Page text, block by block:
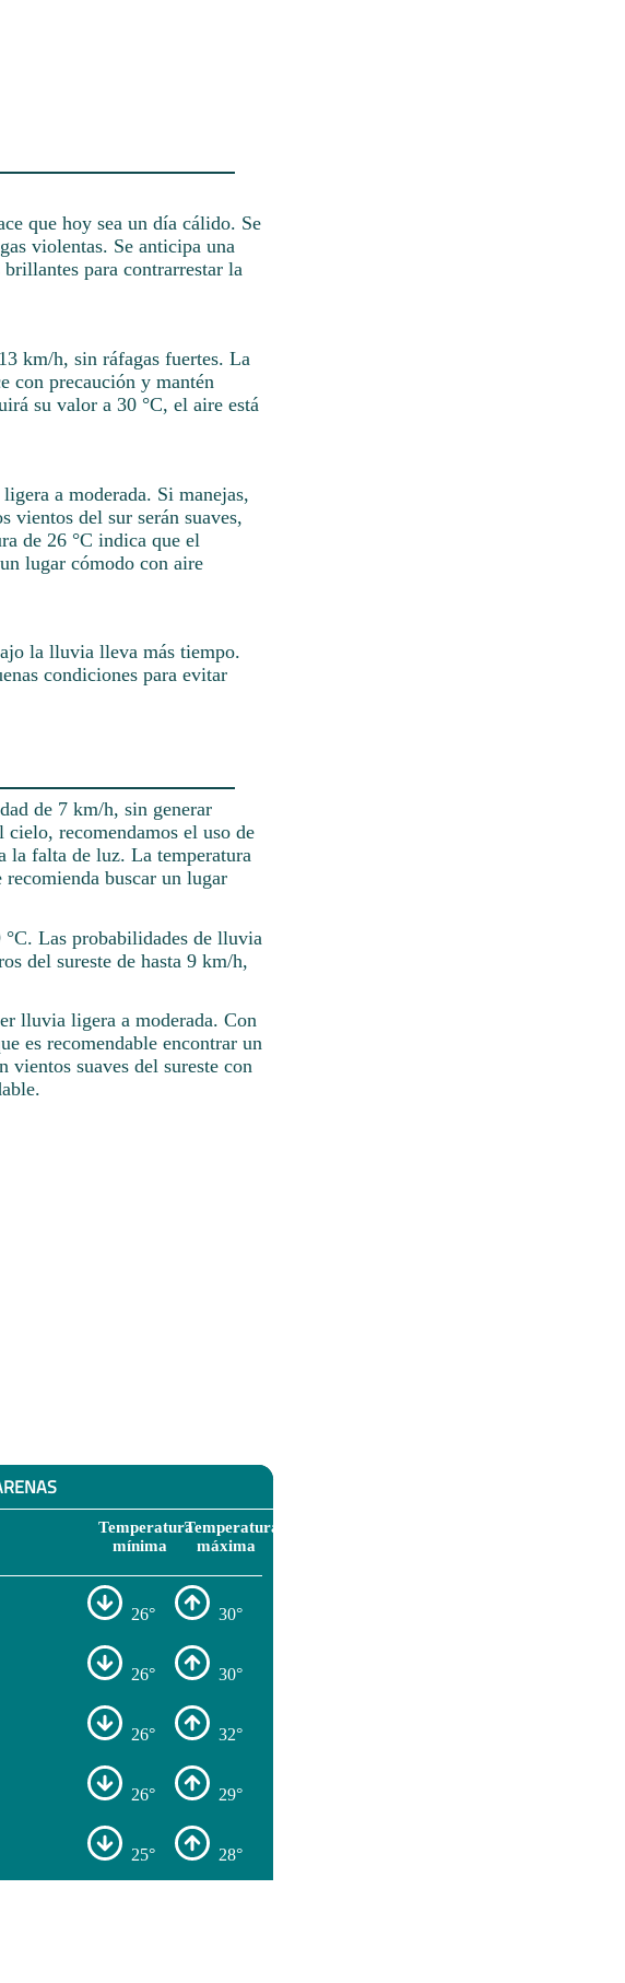
que hoy sea un día cálido. Se
violentas. Se anticipa una
para contrarrestar la
km/h, sin ráfagas fuertes. La
con precaución y mantén
su valor a 30 °C, el aire está
a moderada. Si manejas,
del sur serán suaves,
de 26 °C indica que el
lugar cómodo con aire
la lluvia lleva más tiempo.
condiciones para evitar
de 7 km/h, sin generar
cielo, recomendamos el uso de
la falta de luz. La temperatura
buscar un lugar
Las probabilidades de lluvia
del sureste de hasta 9 km/h,
lluvia ligera a moderada. Con
es recomendable encontrar un
vientos suaves del sureste con
Temperatura
mínima
Temperatura
máxima
26° 30°
26° 30°
26° 32°
26° 29°
25° 28°